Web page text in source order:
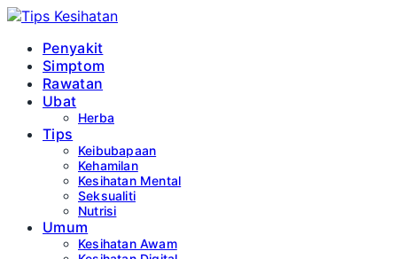
Penyakit
Simptom
Rawatan
Ubat
Herba
Tips
Keibubapaan
Kehamilan
Kesihatan Mental
Seksualiti
Nutrisi
Umum
Kesihatan Awam